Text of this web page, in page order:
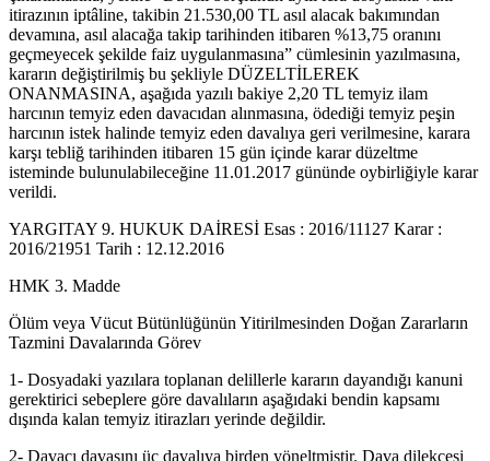
itirazının iptâline, takibin 21.530,00 TL asıl alacak bakımından
devamına, asıl alacağa takip tarihinden itibaren %13,75 oranını
geçmeyecek şekilde faiz uygulanmasına” cümlesinin yazılmasına,
kararın değiştirilmiş bu şekliyle DÜZELTİLEREK
ONANMASINA, aşağıda yazılı bakiye 2,20 TL temyiz ilam
harcının temyiz eden davacıdan alınmasına, ödediği temyiz peşin
harcının istek halinde temyiz eden davalıya geri verilmesine, karara
karşı tebliğ tarihinden itibaren 15 gün içinde karar düzeltme
isteminde bulunulabileceğine 11.01.2017 gününde oybirliğiyle karar
verildi.
YARGITAY 9. HUKUK DAİRESİ Esas : 2016/11127 Karar :
2016/21951 Tarih : 12.12.2016
HMK 3. Madde
Ölüm veya Vücut Bütünlüğünün Yitirilmesinden Doğan Zararların
Tazmini Davalarında Görev
1- Dosyadaki yazılara toplanan delillerle kararın dayandığı kanuni
gerektirici sebeplere göre davalıların aşağıdaki bendin kapsamı
dışında kalan temyiz itirazları yerinde değildir.
2- Davacı davasını üç davalıya birden yöneltmiştir. Dava dilekçesi